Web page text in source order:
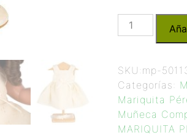
SKU: mp-
Categorías:
Mariquita
Muñeca
MARIQUITA